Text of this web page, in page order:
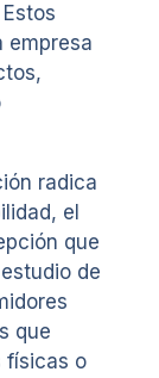
empresa
radica
el
que
de
que
físicas o